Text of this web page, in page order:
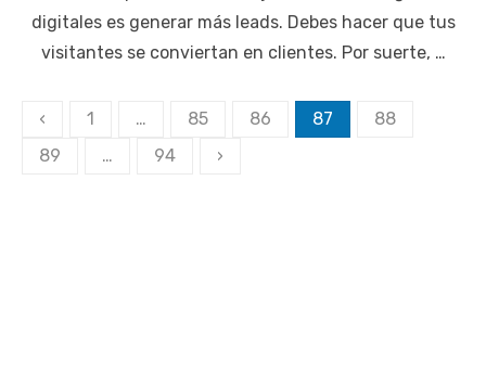
digitales es generar más leads. Debes hacer que tus
visitantes se conviertan en clientes. Por suerte, …
Paginación
de
‹ 1 … 85 86 87
88
89
… 94 ›